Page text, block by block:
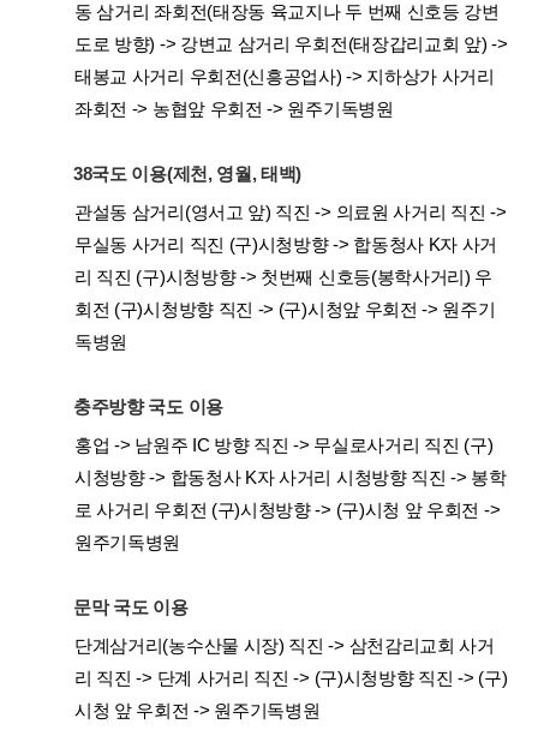
동 삼거리 좌회전(태장동 육교지나 두 번째 신호등 강변
도로 방향) -> 강변교 삼거리 우회전(태장갑리교회 앞) ->
태봉교 사거리 우회전(신흥공업사) -> 지하상가 사거리
좌회전 -> 농협앞 우회전 -> 원주기독병원
38국도 이용(제천, 영월, 태백)
관설동 삼거리(영서고 앞) 직진 -> 의료원 사거리 직진 ->
무실동 사거리 직진 (구)시청방향 -> 합동청사 K자 사거
리 직진 (구)시청방향 -> 첫번째 신호등(봉학사거리) 우
회전 (구)시청방향 직진 -> (구)시청앞 우회전 -> 원주기
독병원
충주방향 국도 이용
홍업 -> 남원주 IC 방향 직진 -> 무실로사거리 직진 (구)
시청방향 -> 합동청사 K자 사거리 시청방향 직진 -> 봉학
로 사거리 우회전 (구)시청방향 -> (구)시청 앞 우회전 ->
원주기독병원
문막 국도 이용
단계삼거리(농수산물 시장) 직진 -> 삼천감리교회 사거
리 직진 -> 단계 사거리 직진 -> (구)시청방향 직진 -> (구)
시청 앞 우회전 -> 원주기독병원